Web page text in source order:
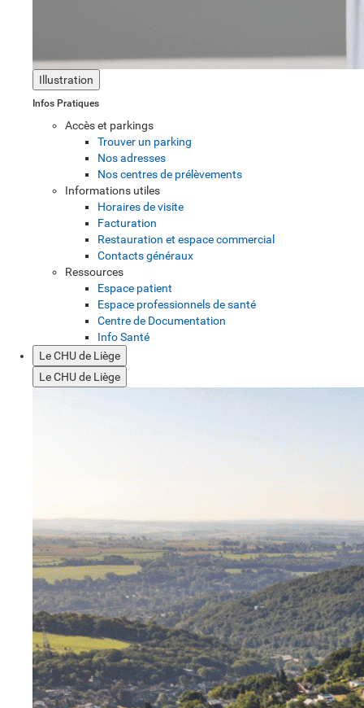
Illustration
Infos Pratiques
Accès et parkings
Trouver un parking
Nos adresses
Nos centres de prélèvements
Informations utiles
Horaires de visite
Facturation
Restauration et espace commercial
Contacts généraux
Ressources
Espace patient
Espace professionnels de santé
Centre de Documentation
Info Santé
Le CHU de Liège
Le CHU de Liège